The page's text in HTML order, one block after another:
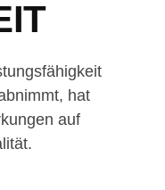
hat
auf